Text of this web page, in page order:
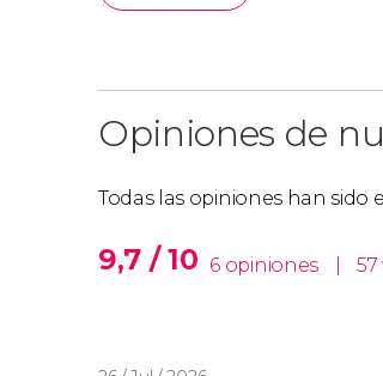
Opiniones de
Todas las opiniones han sido
9,7 / 10 6 opiniones 57